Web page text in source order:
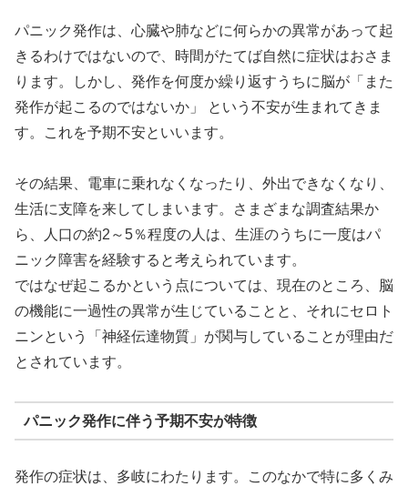
パニック発作は、心臓や肺などに何らかの異常があって起
きるわけではないので、時間がたてば自然に症状はおさま
ります。しかし、発作を何度か繰り返すうちに脳が「また
発作が起こるのではないか」 という不安が生まれてきま
す。これを予期不安といいます。
その結果、電車に乗れなくなったり、外出できなくなり、
生活に支障を来してしまいます。さまざまな調査結果か
ら、人口の約2～5％程度の人は、生涯のうちに一度はパ
ニック障害を経験すると考えられています。
ではなぜ起こるかという点については、現在のところ、脳
の機能に一過性の異常が生じていることと、それにセロト
ニンという「神経伝達物質」が関与していることが理由だ
とされています。
パニック発作に伴う予期不安が特徴
発作の症状は、多岐にわたります。このなかで特に多くみ